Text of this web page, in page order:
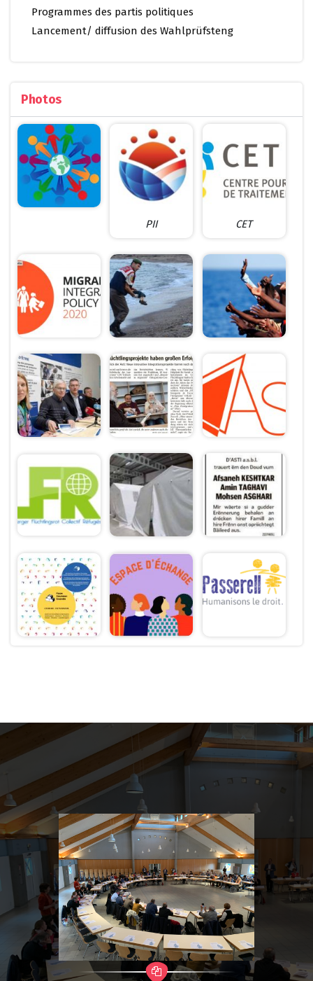
Programmes des partis politiques
Lancement/ diffusion des Wahlprüfsteng
Photos
PII CET